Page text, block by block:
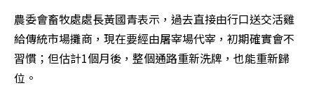
農委會畜牧處處長黃國青表示，過去直接由行口送交活雞
給傳統市場攤商，現在要經由屠宰場代宰，初期確實會不
習慣；但估計1個月後，整個通路重新洗牌，也能重新歸
位。